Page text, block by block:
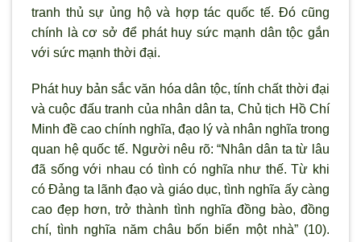
tranh thủ sự ủng hộ và hợp tác quốc tế. Đó cũng
chính là cơ sở để phát huy sức mạnh dân tộc gắn
với sức mạnh thời đại.
Phát huy bản sắc văn hóa dân tộc, tính chất thời đại
và cuộc đấu tranh của nhân dân ta, Chủ tịch Hồ Chí
Minh đề cao chính nghĩa, đạo l ý và nhân nghĩa trong
quan hệ quốc tế. Người nêu rõ: “Nhân dân ta từ lâu
đã sống với nhau có tình có nghĩa như thế. Từ khi
có Đảng ta l ãnh đạo và giáo dục, tình nghĩa ấy càng
cao đẹp hơn, trở thành tình nghĩa đồng bào, đồng
chí, tình nghĩa năm châu bốn biển một nhà” (10).